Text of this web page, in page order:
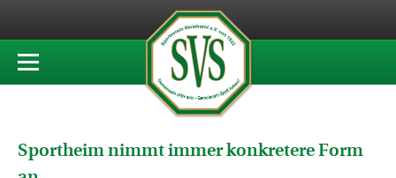
Sportheim nimmt immer konkretere Form